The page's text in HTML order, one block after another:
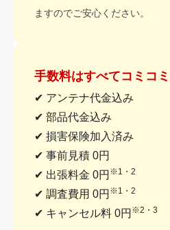
ますのでご安心ください。
手数料はすべてコミコミ
✔ アンテナ代金込み
✔ 部品代金込み
✔ 損害保険加入済み
✔ 事前見積 0円
✔ 出張料金 0円 ※1・2
✔ 調査費用 0円 ※1・2
✔ キャンセル料 0円 ※2・3